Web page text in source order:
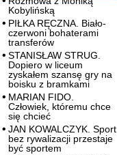
Kobylińską
PIŁKA RĘCZNA. Biało-
czerwoni bohaterami
transferów
STANISŁAW STRUG.
Dopiero w liceum
zyskałem szansę gry na
boisku z bramkami
MARIAN FIDO.
Człowiek, któremu chce
się chcieć
JAN KOWALCZYK. Sport
bez rywalizacji przestaje
być sportem